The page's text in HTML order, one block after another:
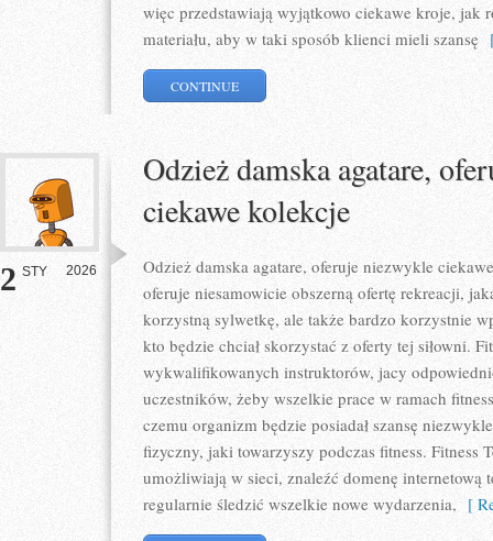
więc przedstawiają wyjątkowo ciekawe kroje, jak
materiału, aby w taki sposób klienci mieli szansę
CONTINUE
2 STY 2026
Odzież damska agatare,
ciekawe kolekcje
Odzież damska agatare, oferuje niezwykle
oferuje niesamowicie obszerną ofertę rekreacji,
korzystną sylwetkę, ale także bardzo korzystnie
kto będzie chciał skorzystać z oferty tej siłowni.
wykwalifikowanych instruktorów, jacy
uczestników, żeby wszelkie prace w ramach
czemu organizm będzie posiadał szansę
fizyczny, jaki towarzyszy podczas fitness. Fitness
umożliwiają w sieci, znaleźć domenę internetową
regularnie śledzić wszelkie nowe wydarzenia, [